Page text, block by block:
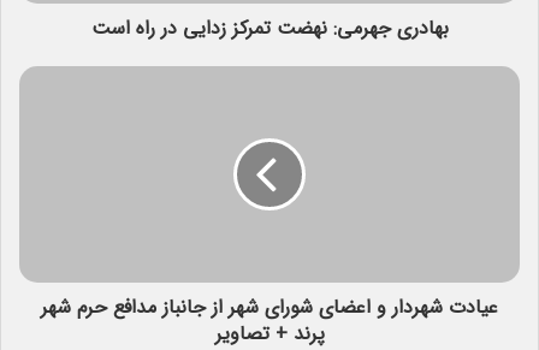
بهادری جهرمی: نهضت تمرکز زدایی در راه است
عیادت شهردار و اعضای شورای شهر از جانباز مدافع حرم شهر
پرند + تصاویر